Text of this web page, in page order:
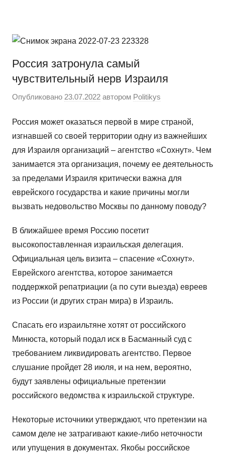
содержимому
сайт
WordPress
Россия затронула самый
чувствительный нерв Израиля
Опубликовано 23.07.2022 автором Politikys
Россия может оказаться первой в мире страной,
изгнавшей со своей территории одну из важнейших
для Израиля организаций – агентство «Сохнут». Чем
занимается эта организация, почему ее деятельность
за пределами Израиля критически важна для
еврейского государства и какие причины могли
вызвать недовольство Москвы по данному поводу?
В ближайшее время Россию посетит
высокопоставленная израильская делегация.
Официальная цель визита – спасение «Сохнут».
Еврейского агентства, которое занимается
поддержкой репатриации (а по сути выезда) евреев
из России (и других стран мира) в Израиль.
Спасать его израильтяне хотят от российского
Минюста, который подал иск в Басманный суд с
требованием ликвидировать агентство. Первое
слушание пройдет 28 июля, и на нем, вероятно,
будут заявлены официальные претензии
российского ведомства к израильской структуре.
Некоторые источники утверждают, что претензии на
самом деле не затрагивают какие-либо неточности
или упущения в документах. Якобы российское